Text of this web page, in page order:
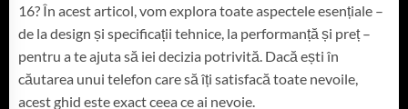
16? În acest articol, vom explora toate aspectele esențiale –
de la design și specificații tehnice, la performanță și preț –
pentru a te ajuta să iei decizia potrivită. Dacă ești în
căutarea unui telefon care să îți satisfacă toate nevoile,
acest ghid este exact ceea ce ai nevoie.